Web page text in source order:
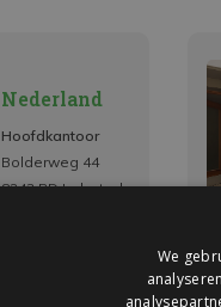
Nederland
Hoofdkantoor
Bolderweg 44
8243 RD Lelystad
We